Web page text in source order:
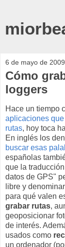
6 de mayo de 2009
Cómo
loggers
Hace un tiempo
aplicaciones
rutas, hoy toca
En inglés los
buscar esas
españolas
que la
datos de GPS"
libre y
para qué valen
grabar rutas,
geoposicionar
de interés.
usados como
un ordenador